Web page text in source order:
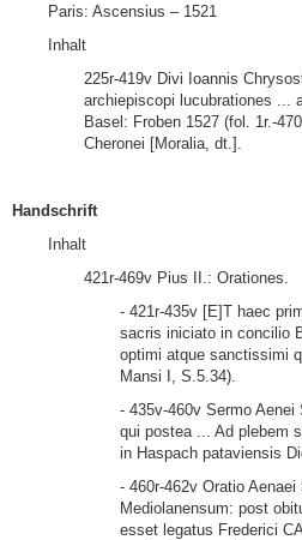
Paris: Ascensius – 1521
Inhalt
225r-419v Divi Ioannis
archiepiscopi lucubrationes ...
Basel: Froben 1527 (fol. 1r.-
Cheronei [Moralia, dt.].
Handschrift
Inhalt
421r-469v Pius II.: Orationes.
- 421r-435v [E]T haec
sacris iniciato in concilio
optimi atque sanctissimi
Mansi I, S.5.34).
- 435v-460v Sermo Aenei
qui postea ... Ad plebem
in Haspach pataviensis
- 460r-462v Oratio
Mediolanensum: post
esset legatus Frederici